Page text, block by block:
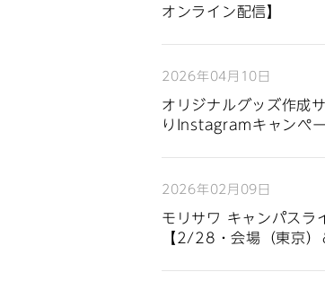
オンライン配信】
2026年04月10日
オリジナルグッズ作成
りInstagramキャンペ
2026年02月09日
モリサワ キャンパスラ
【2/28・会場（東京）